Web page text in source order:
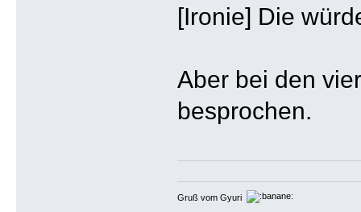
[Ironie] Die
Aber bei den
besprochen.
Gruß vom Gyuri